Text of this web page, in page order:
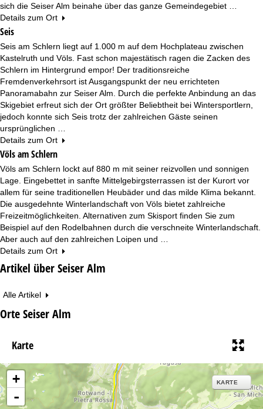
sich die Seiser Alm beinahe über das ganze Gemeindegebiet …
Details zum Ort
Seis
Seis am Schlern liegt auf 1.000 m auf dem Hochplateau zwischen
Kastelruth und Völs. Fast schon majestätisch ragen die Zacken des
Schlern im Hintergrund empor! Der traditionsreiche
Fremdenverkehrsort ist Ausgangspunkt der neu errichteten
Panoramabahn zur Seiser Alm. Durch die perfekte Anbindung an das
Skigebiet erfreut sich der Ort größter Beliebtheit bei Wintersportlern,
jedoch konnte sich Seis trotz der zahlreichen Gäste seinen
ursprünglichen …
Details zum Ort
Völs am Schlern
Völs am Schlern lockt auf 880 m mit seiner reizvollen und sonnigen
Lage. Eingebettet in sanfte Mittelgebirgsterrassen ist der Kurort vor
allem für seine traditionellen Heubäder und das milde Klima bekannt.
Die ausgedehnte Winterlandschaft von Völs bietet zahlreiche
Freizeitmöglichkeiten. Alternativen zum Skisport finden Sie zum
Beispiel auf den Rodelbahnen durch die verschneite Winterlandschaft.
Aber auch auf den zahlreichen Loipen und …
Details zum Ort
Artikel über Seiser Alm
Alle Artikel
Orte Seiser Alm
Karte
+
-
KARTE